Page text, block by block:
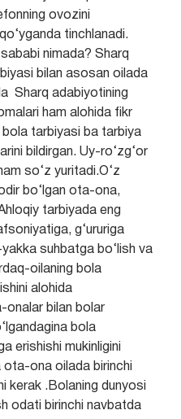
ovozini
tinchlanadi.
nimada? Sharq
bilan asosan oilada
Sharq adabiyotining
ham alohida fikr
bola tarbiyasi ba tarbiya
bildirgan. Uy-ro‘zg‘or
so‘z yuritadi.O‘z
bo‘lgan ota-ona,
tarbiyada eng
g‘ururiga
suhbatga bo‘lish va
oilaning bola
alohida
onalar bilan bolar
bola
erishishi mukinligini
ona oilada birinchi
kerak .Bolaning dunyosi
odati birinchi navbatda